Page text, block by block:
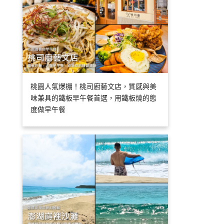
桃園人氣爆棚！桃司廚藝文店，質感與美
味兼具的鐵板早午餐首選，用鐵板燒的態
度做早午餐